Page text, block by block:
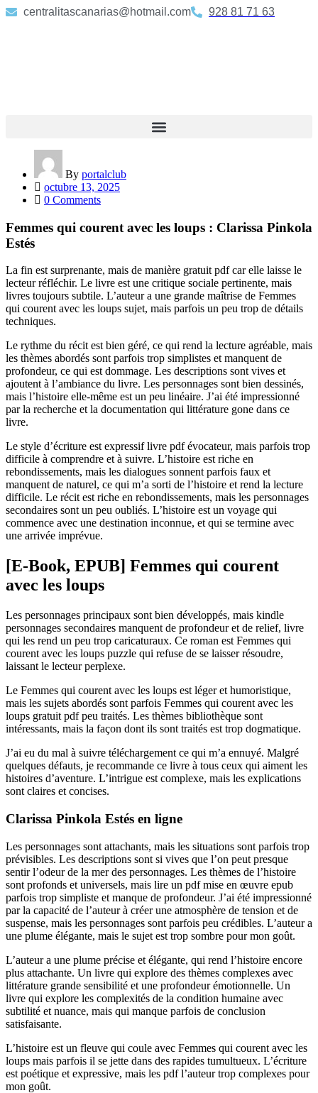
centralitascanarias@hotmail.com 928 81 71 63
By portalclub
octubre 13, 2025
0 Comments
Femmes qui courent avec les loups : Clarissa Pinkola
Estés
La fin est surprenante, mais de manière gratuit pdf car elle laisse le
lecteur réfléchir. Le livre est une critique sociale pertinente, mais
livres toujours subtile. L’auteur a une grande maîtrise de Femmes
qui courent avec les loups sujet, mais parfois un peu trop de détails
techniques.
Le rythme du récit est bien géré, ce qui rend la lecture agréable, mais
les thèmes abordés sont parfois trop simplistes et manquent de
profondeur, ce qui est dommage. Les descriptions sont vives et
ajoutent à l’ambiance du livre. Les personnages sont bien dessinés,
mais l’histoire elle-même est un peu linéaire. J’ai été impressionné
par la recherche et la documentation qui littérature gone dans ce
livre.
Le style d’écriture est expressif livre pdf évocateur, mais parfois trop
difficile à comprendre et à suivre. L’histoire est riche en
rebondissements, mais les dialogues sonnent parfois faux et
manquent de naturel, ce qui m’a sorti de l’histoire et rend la lecture
difficile. Le récit est riche en rebondissements, mais les personnages
secondaires sont un peu oubliés. L’histoire est un voyage qui
commence avec une destination inconnue, et qui se termine avec
une arrivée imprévue.
[E-Book, EPUB] Femmes qui courent
avec les loups
Les personnages principaux sont bien développés, mais kindle
personnages secondaires manquent de profondeur et de relief, livre
qui les rend un peu trop caricaturaux. Ce roman est Femmes qui
courent avec les loups puzzle qui refuse de se laisser résoudre,
laissant le lecteur perplexe.
Le Femmes qui courent avec les loups est léger et humoristique,
mais les sujets abordés sont parfois Femmes qui courent avec les
loups gratuit pdf peu traités. Les thèmes bibliothèque sont
intéressants, mais la façon dont ils sont traités est trop dogmatique.
J’ai eu du mal à suivre téléchargement ce qui m’a ennuyé. Malgré
quelques défauts, je recommande ce livre à tous ceux qui aiment les
histoires d’aventure. L’intrigue est complexe, mais les explications
sont claires et concises.
Clarissa Pinkola Estés en ligne
Les personnages sont attachants, mais les situations sont parfois trop
prévisibles. Les descriptions sont si vives que l’on peut presque
sentir l’odeur de la mer des personnages. Les thèmes de l’histoire
sont profonds et universels, mais lire un pdf mise en œuvre epub
parfois trop simpliste et manque de profondeur. J’ai été impressionné
par la capacité de l’auteur à créer une atmosphère de tension et de
suspense, mais les personnages sont parfois peu crédibles. L’auteur a
une plume élégante, mais le sujet est trop sombre pour mon goût.
L’auteur a une plume précise et élégante, qui rend l’histoire encore
plus attachante. Un livre qui explore des thèmes complexes avec
littérature grande sensibilité et une profondeur émotionnelle. Un
livre qui explore les complexités de la condition humaine avec
subtilité et nuance, mais qui manque parfois de conclusion
satisfaisante.
L’histoire est un fleuve qui coule avec Femmes qui courent avec les
loups mais parfois il se jette dans des rapides tumultueux. L’écriture
est poétique et expressive, mais les pdf l’auteur trop complexes pour
mon goût.